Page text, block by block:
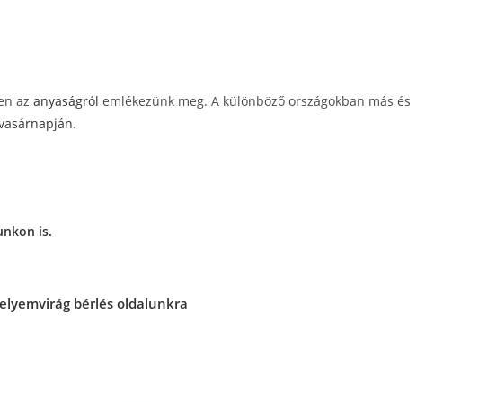
az anyaságról emlékezünk meg. A különböző országokban más és
.
is.
bérlés oldalunkra